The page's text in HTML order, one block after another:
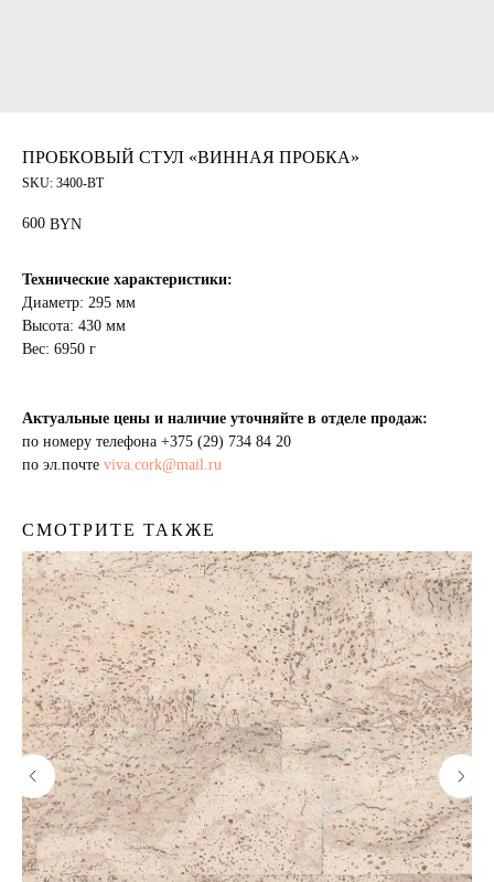
ПРОБКОВЫЙ СТУЛ «ВИННАЯ ПРОБКА»
SKU: 3400-BT
600 BYN
Технические характеристики:
Диаметр: 295 мм
Высота: 430 мм
Вес: 6950 г
Актуальные цены и наличие уточняйте в отделе продаж:
по номеру телефона +375 (29) 734 84 20
по эл.почте viva.cork@mail.ru
СМОТРИТЕ ТАКЖЕ
Пробковая подложка
Пробковый пол